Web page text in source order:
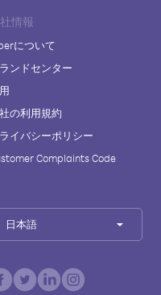
情報
について
ンドセンター
の利用規約
イバシーポリシー
Complaints Code
日本語